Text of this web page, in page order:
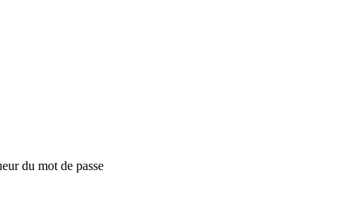
du mot de passe